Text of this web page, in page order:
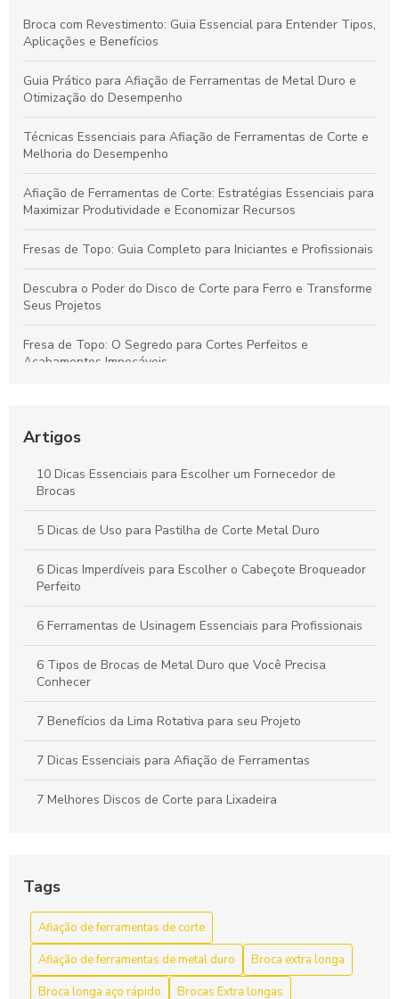
Broca com Revestimento: Guia Essencial para Entender Tipos,
Aplicações e Benefícios
Guia Prático para Afiação de Ferramentas de Metal Duro e
Otimização do Desempenho
Técnicas Essenciais para Afiação de Ferramentas de Corte e
Melhoria do Desempenho
Afiação de Ferramentas de Corte: Estratégias Essenciais para
Maximizar Produtividade e Economizar Recursos
Fresas de Topo: Guia Completo para Iniciantes e Profissionais
Descubra o Poder do Disco de Corte para Ferro e Transforme
Seus Projetos
Fresa de Topo: O Segredo para Cortes Perfeitos e
Acabamentos Impecáveis
usinagem moderna
Descubra como o preço do disco de desbaste pode
surpreender você!
Artigos
10 Dicas Essenciais para Escolher um Fornecedor de
Brocas
5 Dicas de Uso para Pastilha de Corte Metal Duro
6 Dicas Imperdíveis para Escolher o Cabeçote Broqueador
Perfeito
6 Ferramentas de Usinagem Essenciais para Profissionais
6 Tipos de Brocas de Metal Duro que Você Precisa
Conhecer
7 Benefícios da Lima Rotativa para seu Projeto
7 Dicas Essenciais para Afiação de Ferramentas
7 Melhores Discos de Corte para Lixadeira
Afiação de ferramentas de corte como aumentar a vida útil
e a eficiência
Afiação de ferramentas de corte para aumentar a
eficiência e durabilidade
Tags
Afiação de ferramentas de corte
Afiação de ferramentas de metal duro
Broca extra longa
Broca longa aço rápido
Brocas Extra longas